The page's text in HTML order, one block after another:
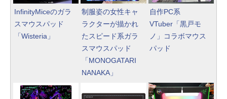
InfinityMiceのガラ
スマウスパッド
「Wisteria」
制服姿の女性キャ
ラクターが描かれ
たスピード系ガラ
スマウスパッド
「MONOGATARI
NANAKA」
自作PC系
VTuber「黒戸モ
ノ」コラボマウス
パッド